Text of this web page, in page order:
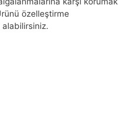
özelleştirme
alabilirsiniz.